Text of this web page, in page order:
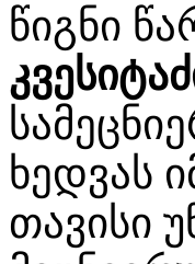
წიგნი
ხედვას
თავისი